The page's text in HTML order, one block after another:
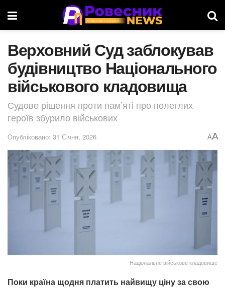
Верховний Суд заблокував
будівництво Національного
військового кладовища
Судове рішення проти пам’яті про полеглих
героїв збурило військових
Опубліковано: 31 Січня, 2026 AA
Національне військове кладовище
Поки країна щодня платить найвищу ціну за свою